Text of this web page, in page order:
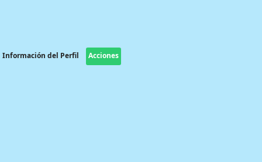
Información del Perfil Acciones